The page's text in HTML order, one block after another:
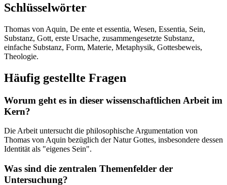
Schlüsselwörter
Thomas von Aquin, De ente et essentia, Wesen, Essentia, Sein,
Substanz, Gott, erste Ursache, zusammengesetzte Substanz,
einfache Substanz, Form, Materie, Metaphysik, Gottesbeweis,
Theologie.
Häufig gestellte Fragen
Worum geht es in dieser wissenschaftlichen Arbeit im
Kern?
Die Arbeit untersucht die philosophische Argumentation von
Thomas von Aquin bezüglich der Natur Gottes, insbesondere dessen
Identität als "eigenes Sein".
Was sind die zentralen Themenfelder der
Untersuchung?